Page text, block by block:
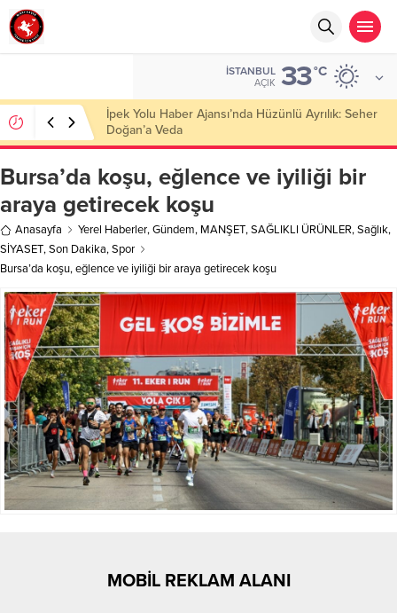
İSTANBUL
AÇIK 33°C
Başkan Nihat Öztürk, Şanahan’da Hacı Eryaman’a
Misafir Oldu
Bursa’da koşu, eğlence ve iyiliği bir
araya getirecek koşu
Anasayfa Yerel Haberler,Gündem, MANŞET,SAĞLIKLI ÜRÜNLER,Sağlık,
SİYASET,Son Dakika,Spor
Bursa’da koşu, eğlence ve iyiliği bir araya getirecek koşu
MOBİL REKLAM ALANI